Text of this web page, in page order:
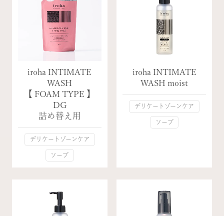
iroha INTIMATE
WASH
【 FOAM TYPE 】
DG
詰め替え用
デリケートゾーンケア
ソープ
iroha INTIMATE
WASH moist
デリケートゾーンケア
ソープ